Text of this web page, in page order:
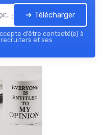
— 2026➔ Télécharger
d’être contacté(e) à
et ses